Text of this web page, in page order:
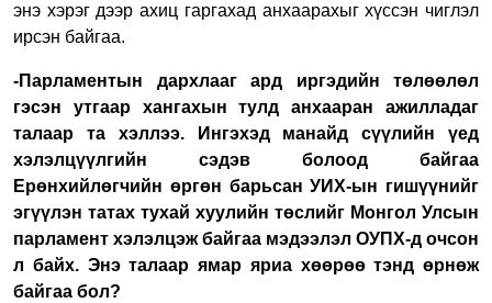
энэ хэрэг дээр ахиц гаргахад анхаарахыг хүссэн чиглэл
ирсэн байгаа.
-Парламентын дархлааг ард иргэдийн төлөөлөл
гэсэн утгаар хангахын тулд анхааран ажилладаг
талаар та хэллээ. Ингэхэд манайд сүүлийн үед
хэлэлцүүлгийн сэдэв болоод байгаа
Ерөнхийлөгчийн өргөн барьсан УИХ-ын гишүүнийг
эгүүлэн татах тухай хуулийн төслийг Монгол Улсын
парламент хэлэлцэж байгаа мэдээлэл ОУПХ-д очсон
л байх. Энэ талаар ямар яриа хөөрөө тэнд өрнөж
байгаа бол?